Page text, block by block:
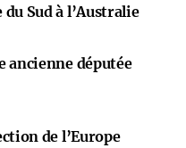
Sud à l’Australie
ancienne députée
de l’Europe